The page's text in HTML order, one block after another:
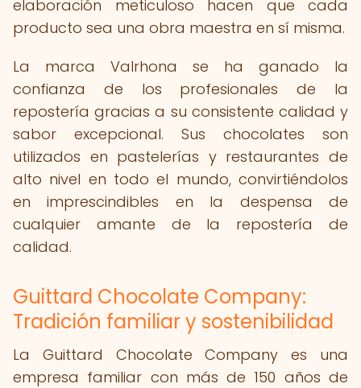
elaboración meticuloso hacen que cada
producto sea una obra maestra en sí misma.
La marca Valrhona se ha ganado la
confianza de los profesionales de la
repostería gracias a su consistente calidad y
sabor excepcional. Sus chocolates son
utilizados en pastelerías y restaurantes de
alto nivel en todo el mundo, convirtiéndolos
en imprescindibles en la despensa de
cualquier amante de la repostería de
calidad.
Guittard Chocolate Company:
Tradición familiar y sostenibilidad
La Guittard Chocolate Company es una
empresa familiar con más de 150 años de